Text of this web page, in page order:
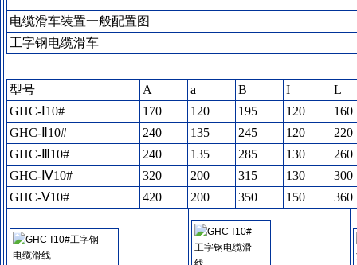
电缆滑车装置一般配置图
工字钢电缆滑车
型号 A a B I
L
GHC-Ⅰ10#
170 120 195 120
160
GHC-Ⅱ10#
240 135 245 120
220
GHC-Ⅲ10#
240 135 285 130
260
GHC-Ⅳ10#
320 200 315 130
300
GHC-Ⅴ10#
420 200 350 150 360